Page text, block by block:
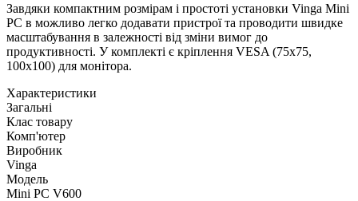
Завдяки компактним розмірам і простоті установки Vinga Mini
PC в можливо легко додавати пристрої та проводити швидке
масштабування в залежності від зміни вимог до
продуктивності. У комплекті є кріплення VESA (75х75,
100х100) для монітора.
Характеристики
Загальні
Клас товару
Комп'ютер
Виробник
Vinga
Модель
Mini PC V600